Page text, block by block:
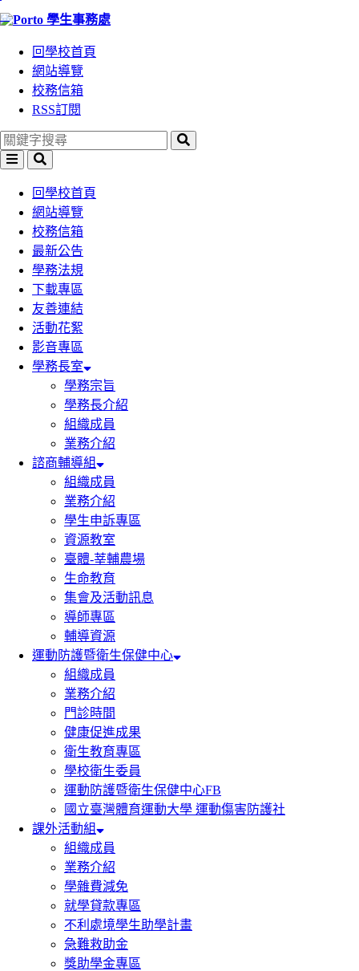
跳
區
塊
::: 學生事務處
回學校首頁
網站導覽
校務信箱
RSS訂閱
選
搜
回學校首頁
網站導覽
校務信箱
最新公告
學務法規
下載專區
友善連結
活動花絮
影音專區
學務長室
學務宗旨
學務長介紹
組織成員
業務介紹
諮商輔導組
組織成員
業務介紹
學生申訴專區
資源教室
臺體-莘輔農場
生命教育
集會及活動訊息
導師專區
輔導資源
運動防護暨衛生保健中心
組織成員
業務介紹
門診時間
健康促進成果
衛生教育專區
學校衛生委員
運動防護暨衛生保健中心FB
國立臺灣體育運動大學 運動傷害防護社
課外活動組
組織成員
業務介紹
學雜費減免
就學貸款專區
不利處境學生助學計畫
急難救助金
獎助學金專區